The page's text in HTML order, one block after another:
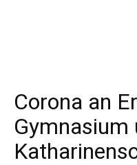
Corona an
Gymnasium